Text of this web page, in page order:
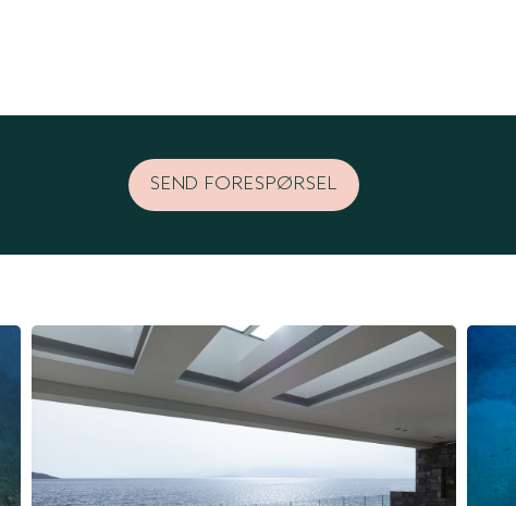
SEND FORESPØRSEL